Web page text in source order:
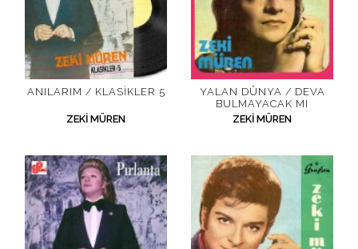
ANILARIM / KLASIKLER 5
ZEKI MÜREN
YALAN DÜNYA / DEVA
BULMAYACAK MI
ZEKI MÜREN